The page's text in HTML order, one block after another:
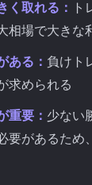
く取れる：
ト
相場で大きな
ある： 負けト
求められる
重要： 少ない
要があるため